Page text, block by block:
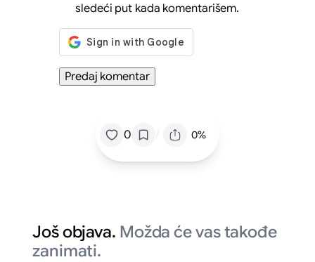
sledeći put kada komentarišem.
0 / 0%
Još objava. Možda će vas takođe
zanimati.